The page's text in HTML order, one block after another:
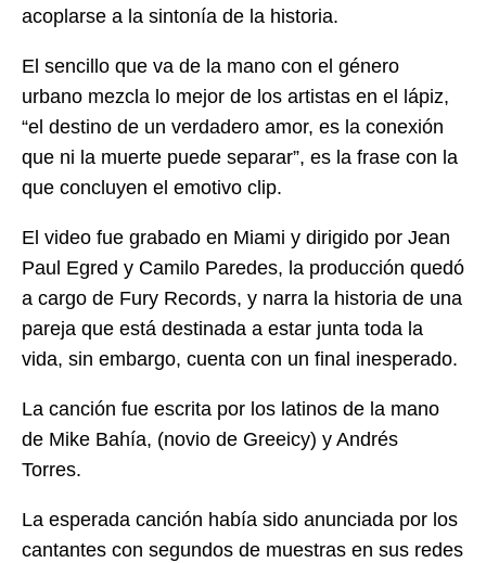
acoplarse a la sintonía de la historia.
El sencillo que va de la mano con el género
urbano mezcla lo mejor de los artistas en el lápiz,
“el destino de un verdadero amor, es la conexión
que ni la muerte puede separar”, es la frase con la
que concluyen el emotivo clip.
El video fue grabado en Miami y dirigido por Jean
Paul Egred y Camilo Paredes, la producción quedó
a cargo de Fury Records, y narra la historia de una
pareja que está destinada a estar junta toda la
vida, sin embargo, cuenta con un final inesperado.
La canción fue escrita por los latinos de la mano
de Mike Bahía, (novio de Greeicy) y Andrés
Torres.
La esperada canción había sido anunciada por los
cantantes con segundos de muestras en sus redes